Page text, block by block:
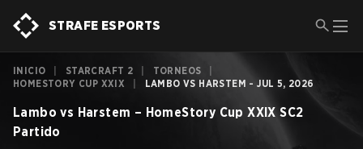
STRAFE ESPORTS
INICIO STARCRAFT 2 TORNEOS
HOMESTORY CUP XXIX
LAMBO VS HARSTEM - JUL 5, 2026
Lambo vs Harstem – HomeStory Cup XXIX SC2
Partido